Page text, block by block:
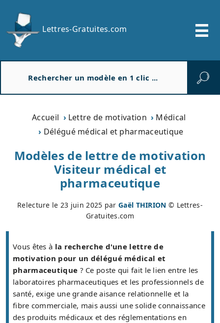
Lettres-Gratuites.com
Accueil Lettre de motivation
Médical
Délégué médical et pharmaceutique
Modèles de lettre de motivation
Visiteur médical et
pharmaceutique
Relecture le 23 juin 2025 parGaël THIRION © Lettres-
Gratuites.com
Vous êtes à la recherche d'une lettre de
motivation pour un délégué médical et
pharmaceutique ? Ce poste qui fait le lien entre les
laboratoires pharmaceutiques et les professionnels de
santé, exige une grande aisance relationnelle et la
fibre commerciale, mais aussi une solide connaissance
des produits médicaux et des réglementations en